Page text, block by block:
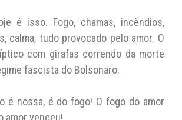
é isso. Fogo, chamas, incêndios,
calma, tudo provocado pelo amor. O
com girafas correndo da morte
fascista do Bolsonaro.
é nossa, é do fogo! O fogo do amor